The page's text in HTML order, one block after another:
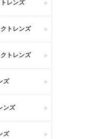
レンズ
トレンズ
トレンズ
ズ
ンズ
ズ